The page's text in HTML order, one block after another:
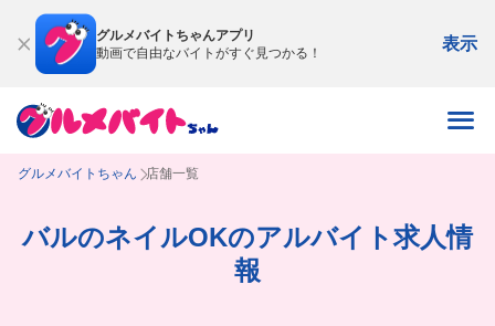
グルメバイトちゃんアプリ
動画で自由なバイトがすぐ見つかる！
表示
グルメバイトちゃん 店舗一覧
バルのネイルOKのアルバイト求人情
報